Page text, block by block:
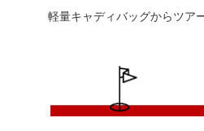
軽量キャディバッグからツア